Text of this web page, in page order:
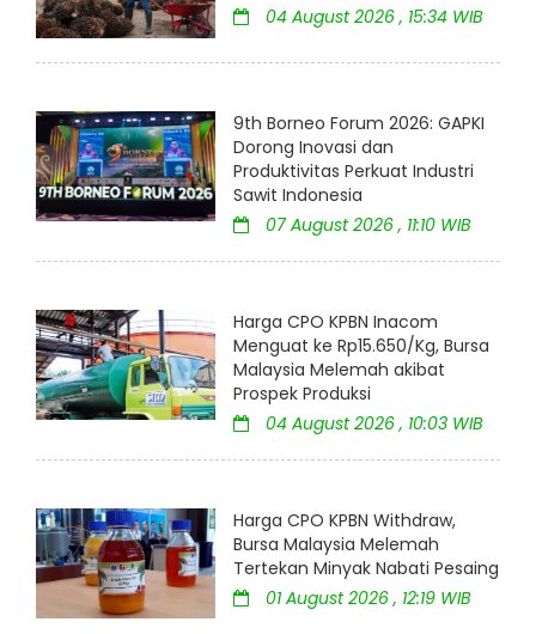
04 August 2026 , 15:34 WIB
9th Borneo Forum 2026: GAPKI
Dorong Inovasi dan
Produktivitas Perkuat Industri
Sawit Indonesia
07 August 2026 , 11:10 WIB
Harga CPO KPBN Inacom
Menguat ke Rp15.650/Kg, Bursa
Malaysia Melemah akibat
Prospek Produksi
04 August 2026 , 10:03 WIB
Harga CPO KPBN Withdraw,
Bursa Malaysia Melemah
Tertekan Minyak Nabati Pesaing
01 August 2026 , 12:19 WIB